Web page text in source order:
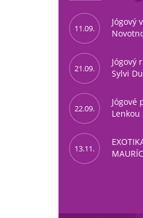
11.09.
Jógový
21.09.
Jógový
Sylvi
22.09.
Jógové
Lenkou
13.11.